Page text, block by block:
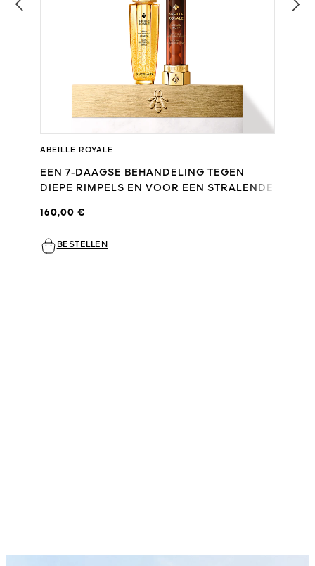
ABEILLE ROYALE
EEN 7-DAAGSE BEHANDELING TEGEN
DIEPE RIMPELS EN VOOR EEN STRALENDE
160,00 €
BESTELLEN